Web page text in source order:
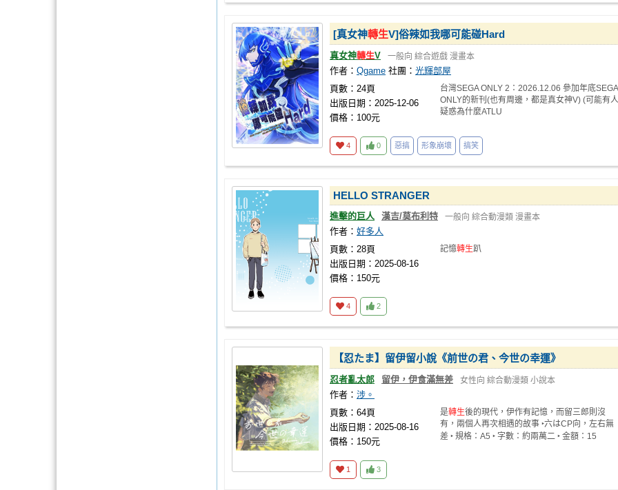
[真女神轉生V]俗辣如我哪可能碰Hard
真女神轉生V 一般向 綜合遊戲 漫畫本
作者： Qgame 社團： 光輝部屋
頁數：24頁
出版日期：2025-12-06
價格：100元
台灣SEGA ONLY 2：2026.12.06 參加年底SEGA
ONLY的新刊(也有周邊，都是真女神V) (可能有人
疑惑為什麼ATLU
4 0 惡搞 形象崩壞 搞笑
HELLO STRANGER
進擊的巨人 漢吉/莫布利特 一般向 綜合動漫類 漫畫本
作者： 好多人
頁數：28頁
出版日期：2025-08-16
價格：150元
記憶轉生趴
4 2
【忍たま】留伊留小說《前世の君、今世の幸運》
忍者亂太郎 留伊，伊食滿無差 女性向 綜合動漫類 小說本
作者： 涉。
頁數：64頁
出版日期：2025-08-16
價格：150元
是轉生後的現代，伊作有記憶，而留三郎則沒
有，兩個人再次相遇的故事 ‣六はCP向，左右無
差 ‣ 規格：A5 ‣ 字數：約兩萬二 ‣ 金額：15
1 3